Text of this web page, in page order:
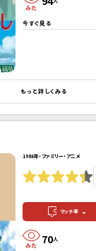
今すぐ見る
もっと詳しくみる
1986年・ファミリー・アニメ
マッチ率 -
70人